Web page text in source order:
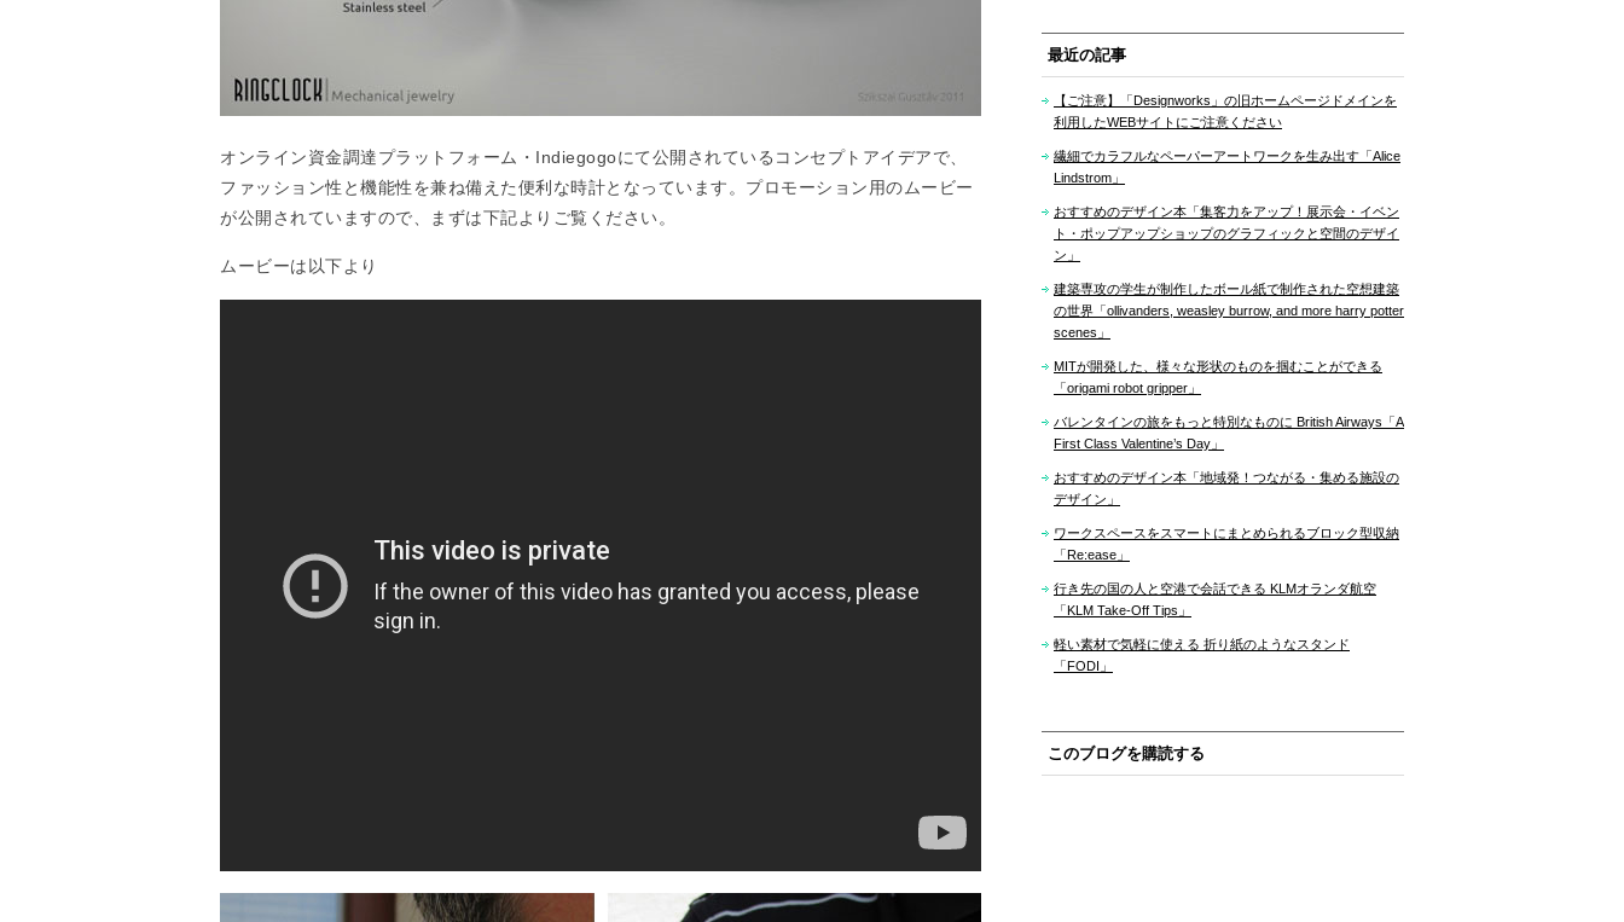
オンライン資金調達プラットフォーム・Indiegogoにて公開されているコンセプトアイデアで、
ファッション性と機能性を兼ね備えた便利な時計となっています。プロモーション用のムービー
が公開されていますので、まずは下記よりご覧ください。
ムービーは以下より
最近の記事
【ご注意】「Designworks」の旧ホームページドメインを
利用したWEBサイトにご注意ください
繊細でカラフルなペーパーアートワークを生み出す「Alice
Lindstrom」
おすすめのデザイン本「集客力をアップ！展示会・イベン
ト・ポップアップショップのグラフィックと空間のデザイ
ン」
建築専攻の学生が制作したボール紙で制作された空想建築
の世界「ollivanders, weasley burrow, and more harry potter
scenes」
MITが開発した、様々な形状のものを掴むことができる
「origami robot gripper」
バレンタインの旅をもっと特別なものに British Airways「A
First Class Valentine’s Day」
おすすめのデザイン本「地域発！つながる・集める施設の
デザイン」
ワークスペースをスマートにまとめられるブロック型収納
「Re:ease」
行き先の国の人と空港で会話できる KLMオランダ航空
「KLM Take-Off Tips」
軽い素材で気軽に使える 折り紙のようなスタンド
「FODI」
このブログを購読する